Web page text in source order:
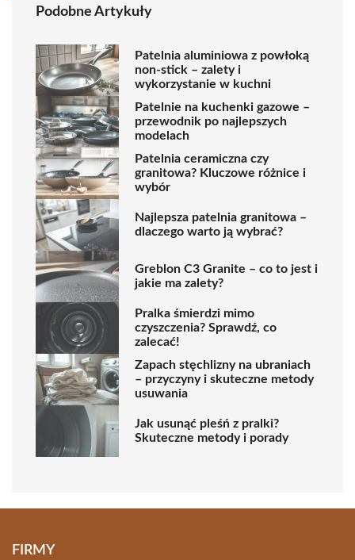
Podobne Artykuły
Patelnia aluminiowa z powłoką
non-stick – zalety i
wykorzystanie w kuchni
Patelnie na kuchenki gazowe –
przewodnik po najlepszych
modelach
Patelnia ceramiczna czy
granitowa? Kluczowe różnice i
wybór
Najlepsza patelnia granitowa –
dlaczego warto ją wybrać?
Greblon C3 Granite – co to jest i
jakie ma zalety?
Pralka śmierdzi mimo
czyszczenia? Sprawdź, co
zalecać!
Zapach stęchlizny na ubraniach
– przyczyny i skuteczne metody
usuwania
Jak usunąć pleśń z pralki?
Skuteczne metody i porady
FIRMY